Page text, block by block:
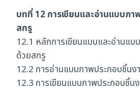
บทที่ 12 การเขียนและอ่านแบบภ
สกรู
12.1 หลักการเขียนแบบและอ่านแบ
ด้วยสกรู
12.2 การอ่านแบบภาพประกอบชิ้นง
12.3 การเขียนแบบภาพประกอบชิ้น